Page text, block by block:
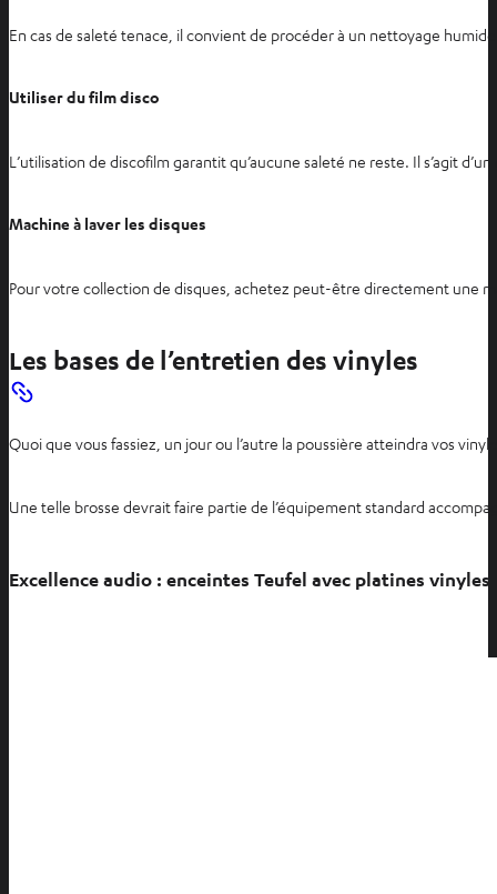
o
g
En cas de saleté tenace, il convient de procéder à un nettoyage
Utiliser du film disco
L’utilisation de discofilm garantit qu’aucune saleté ne reste. Il s’agit
Machine à laver les disques
Pour votre collection de disques, achetez peut-être directement une
Les bases de l’entretien des vinyles
Quoi que vous fassiez, un jour ou l’autre la poussière atteindra vos
Une telle brosse devrait faire partie de l’équipement standard
Excellence audio : enceintes Teufel avec platines vinyles